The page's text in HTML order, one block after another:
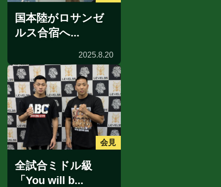
国本陸がロサンゼ
ルス合宿へ...
2025.8.20
会見
全試合ミドル級
「You will b...